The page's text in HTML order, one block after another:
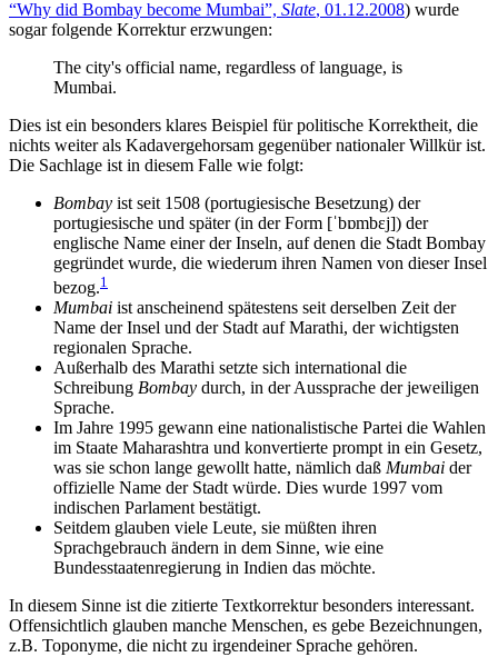
“Why did Bombay become Mumbai”, Slate, 01.12.2008) wurde
sogar folgende Korrektur erzwungen:
The city's official name, regardless of language, is
Mumbai.
Dies ist ein besonders klares Beispiel für politische Korrektheit, die
nichts weiter als Kadavergehorsam gegenüber nationaler Willkür ist.
Die Sachlage ist in diesem Falle wie folgt:
Bombay ist seit 1508 (portugiesische Besetzung) der
portugiesische und später (in der Form [ˈbɒmbɛj]) der
englische Name einer der Inseln, auf denen die Stadt Bombay
gegründet wurde, die wiederum ihren Namen von dieser Insel
bezog.1
Mumbai ist anscheinend spätestens seit derselben Zeit der
Name der Insel und der Stadt auf Marathi, der wichtigsten
regionalen Sprache.
Außerhalb des Marathi setzte sich international die
Schreibung Bombay durch, in der Aussprache der jeweiligen
Sprache.
Im Jahre 1995 gewann eine nationalistische Partei die Wahlen
im Staate Maharashtra und konvertierte prompt in ein Gesetz,
was sie schon lange gewollt hatte, nämlich daß Mumbai der
offizielle Name der Stadt würde. Dies wurde 1997 vom
indischen Parlament bestätigt.
Seitdem glauben viele Leute, sie müßten ihren
Sprachgebrauch ändern in dem Sinne, wie eine
Bundesstaatenregierung in Indien das möchte.
In diesem Sinne ist die zitierte Textkorrektur besonders interessant.
Offensichtlich glauben manche Menschen, es gebe Bezeichnungen,
z.B. Toponyme, die nicht zu irgendeiner Sprache gehören.